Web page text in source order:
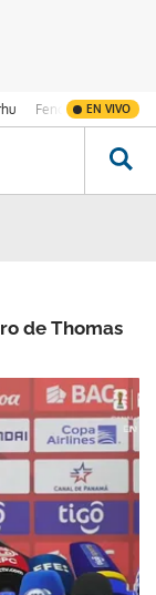
Fenómeno de El
EN VIVO
de Thomas